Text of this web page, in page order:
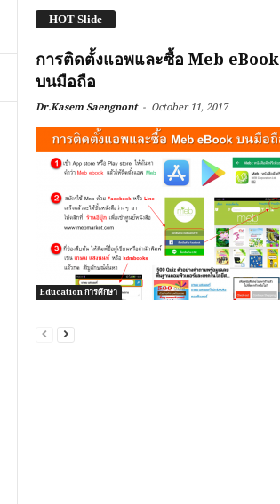
HOT Slide
การติดตั้งแอพและซื้อ Meb eBook
บนมือถือ
Dr.Kasem Saengnont - October 11, 2017
Education การศึกษา